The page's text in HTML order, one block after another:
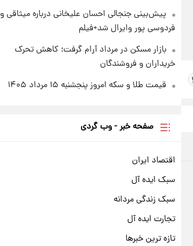
پیش‌بینی جنجالی احسان علیخانی درباره میثاقی و
فردوسی پور وایرال شد+فیلم
بازار مسکن در مرداد آرام گرفت؛ کاهش تحرک
خریداران و فروشندگان
قیمت طلا و سکه امروز پنجشنبه ۱۵ مرداد ۱۴۰۵
صفحه خبر - وب گردی
اقتصاد ایران
سبک ایده آل
سبک زندگی مردانه
تجارت ایده آل
تازه ترین خبرها